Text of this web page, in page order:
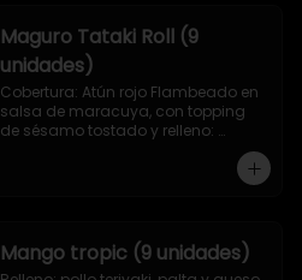
Maguro Tataki Roll (9
unidades)
Cobertura: Atún rojo Flambeado en
salsa de maracuya, con topping
de sésamo tostado y relleno:
Camarón ecuatoriano apanado,
Mango tropic (9 unidades)